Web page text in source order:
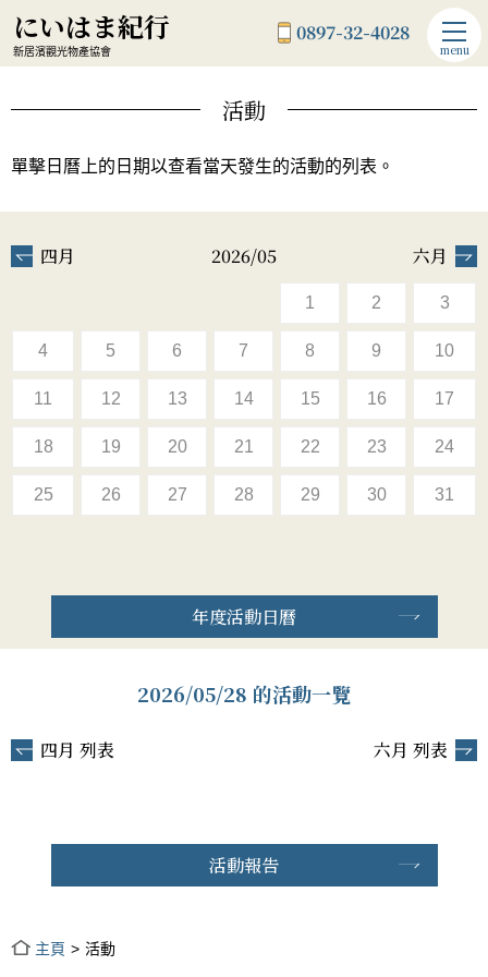
にいはま紀行
新居濱觀光物產協會
0897-32-4028
menu
活動
單擊日曆上的日期以查看當天發生的活動的列表。
四月 2026/05 六月
1 2 3
4 5 6 7 8 9 10
11 12 13 14 15 16 17
18 19 20 21 22 23 24
25 26 27 28 29 30 31
年度活動日曆
2026/05/28 的活動一覽
四月 列表 六月 列表
活動報告
主頁 活動